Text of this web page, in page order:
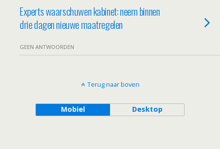
Experts waarschuwen kabinet: neem binnen
drie dagen nieuwe maatregelen
GEEN ANTWOORDEN
Terug naar boven
Mobiel Desktop